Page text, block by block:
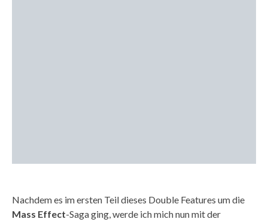
Nachdem es im ersten Teil dieses Double Features um die
Mass Effect-Saga ging, werde ich mich nun mit der